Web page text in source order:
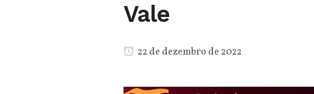
Vale
22 de dezembro de 2022